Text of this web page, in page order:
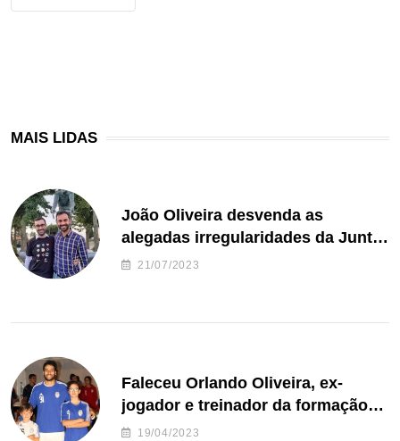
MAIS LIDAS
João Oliveira desvenda as
alegadas irregularidades da Junta
de Freguesia S. João de Ver
21/07/2023
Faleceu Orlando Oliveira, ex-
jogador e treinador da formação
de andebol do Feirense
19/04/2023